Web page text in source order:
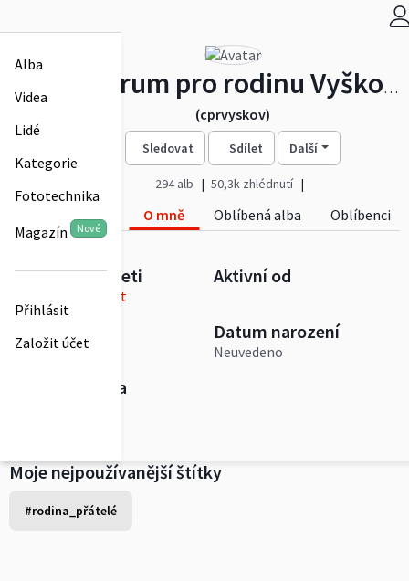
Alba
Videa
Lidé
Kategorie
Fototechnika
Magazín Nové
Přihlásit
Založit účet
Centrum pro rodinu Vyškov, z.s.
(cprvyskov)
Sledovat Sdílet Další
294 alb 50,3k zhlédnutí
Videa O mně Oblíbená alba Oblíbenci
Adresa na Rajčeti
cprvyskov.rajce.net
Aktivní od
Pohlaví
Neuvedeno
Datum narození
Neuvedeno
Webová adresa
Moje nejpoužívanější štítky
#rodina_přátelé